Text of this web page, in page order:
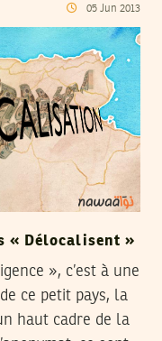
05 Jun 2013
« Délocalisent »
», c’est à une
ce petit pays, la
haut cadre de la